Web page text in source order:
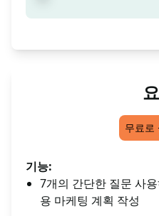
무료로
기능:
7개의 간단한 질문 사
용 마케팅 계획 작성